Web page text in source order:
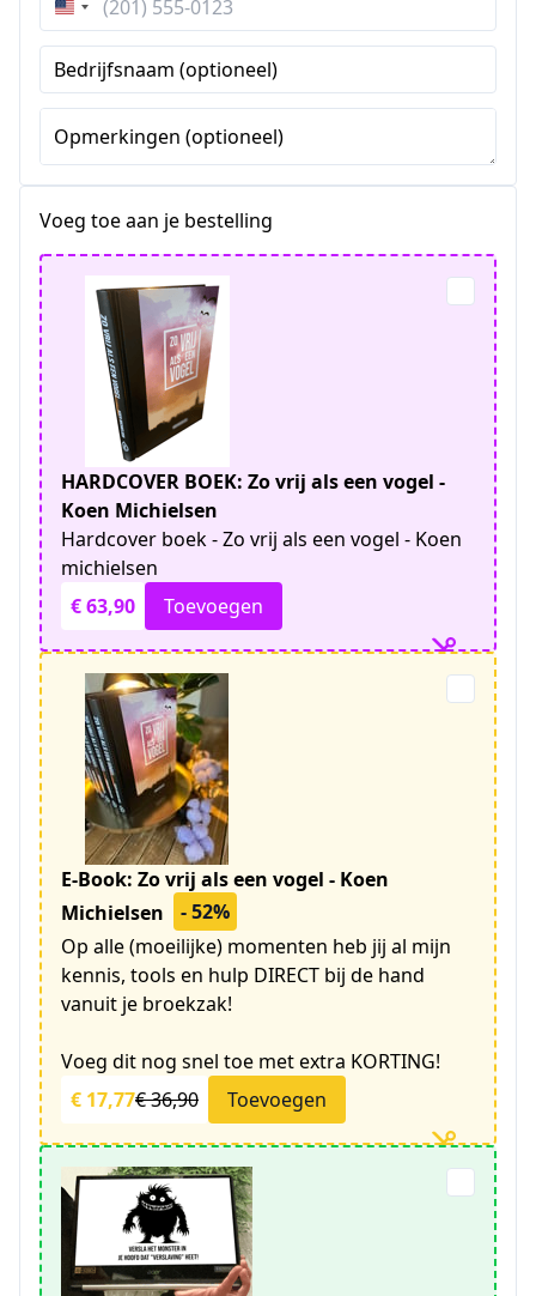
Verenigde
Staten
+1
Bedrijfsnaam (optioneel)
Opmerkingen (optioneel)
Voeg toe aan je bestelling
HARDCOVER BOEK: Zo vrij als een vogel -
Koen Michielsen
Hardcover boek - Zo vrij als een vogel - Koen
michielsen
€ 63,90
Toevoegen
E-Book: Zo vrij als een vogel - Koen
Michielsen
- 52%
Op alle (moeilijke) momenten heb jij al mijn
kennis, tools en hulp DIRECT bij de hand
vanuit je broekzak!
Voeg dit nog snel toe met extra KORTING!
€ 17,77€ 36,90 Toevoegen